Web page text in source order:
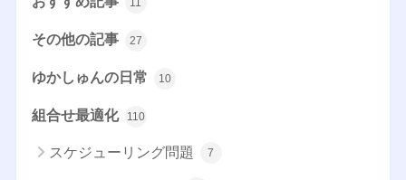
その他の記事 27
ゆかしゅんの日常 10
組合せ最適化 110
スケジューリング問題 7